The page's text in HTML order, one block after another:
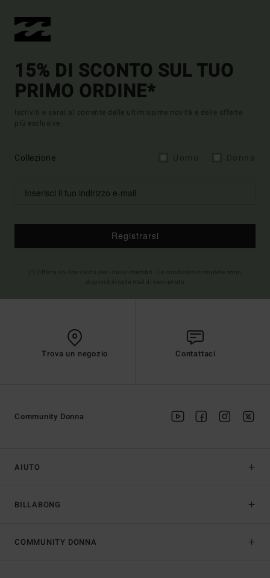
15% DI SCONTO SUL TUO
PRIMO ORDINE*
Iscriviti e sarai al corrente delle ultimissime novità e delle offerte
più esclusive.
Collezione
Registrarsi
Trova un negozio Contattaci
AIUTO
BILLABONG
Community Donna
COMMUNITY DONNA